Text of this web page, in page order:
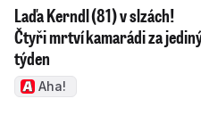
Laďa Kerndl (81) v slzách!
Čtyři mrtví kamarádi za
týden
Aha!